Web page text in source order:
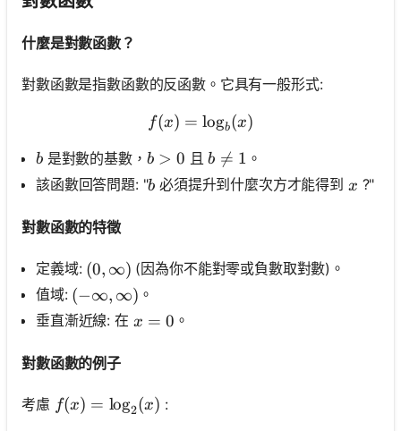
什麼是對數函數？
對數函數是指數函數的反函數。它具有一般形式:
f(x)=\log _b(x)
f(x) = logb(x)
b
b是對數的基數， b>0
b > 0 且b \neq 1
b 
= 1 。
該函數回答問題: "b
b 必須提升到什麼次方才能得到 x
x ?"
對數函數的特徵
定義域: (0, \infty)
(0, ∞) (因為你不能對零或負數取對數)。
值域: (-\infty, \infty)
(−∞, ∞) 。
垂直漸近線: 在 x=0
x = 0 。
對數函數的例子
考慮 f(x)=\log _2(x)
f(x) = log2(x) :